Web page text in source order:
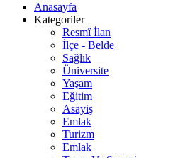
Anasayfa
Kategoriler
Resmî İlan
İlçe - Belde
Sağlık
Üniversite
Yaşam
Eğitim
Asayiş
Emlak
Turizm
Emlak